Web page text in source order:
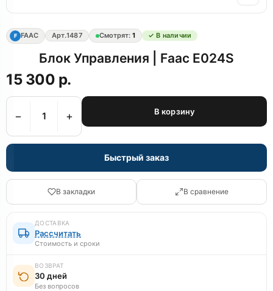
F FAAC Арт.1487 Смотрят: 1 ✓ В наличии
Блок Управления | Faac E024S
15 300 р.
− + В корзину
Быстрый заказ
В закладки В сравнение
ДОСТАВКА
Рассчитать
Стоимость и сроки
ВОЗВРАТ
30 дней
Без вопросов